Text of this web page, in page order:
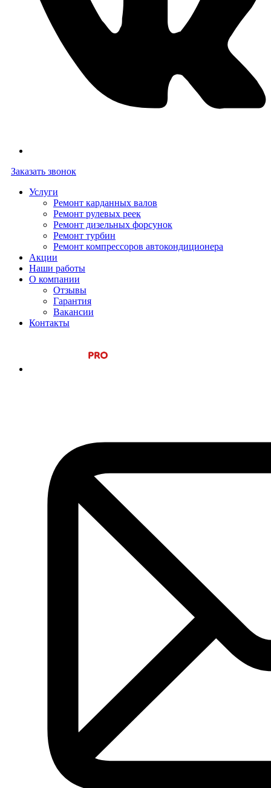
Заказать звонок
Услуги
Ремонт карданных валов
Ремонт рулевых реек
Ремонт дизельных форсунок
Ремонт турбин
Ремонт компрессоров автокондиционера
Акции
Наши работы
О компании
Отзывы
Гарантия
Вакансии
Контакты